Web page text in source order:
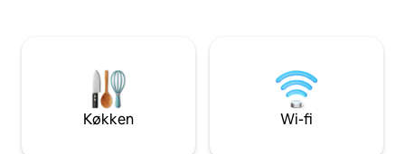
slappe af og drikke kaffe. Frisk luft og en
smuk udsigt over søen.
Køkken Wi-fi